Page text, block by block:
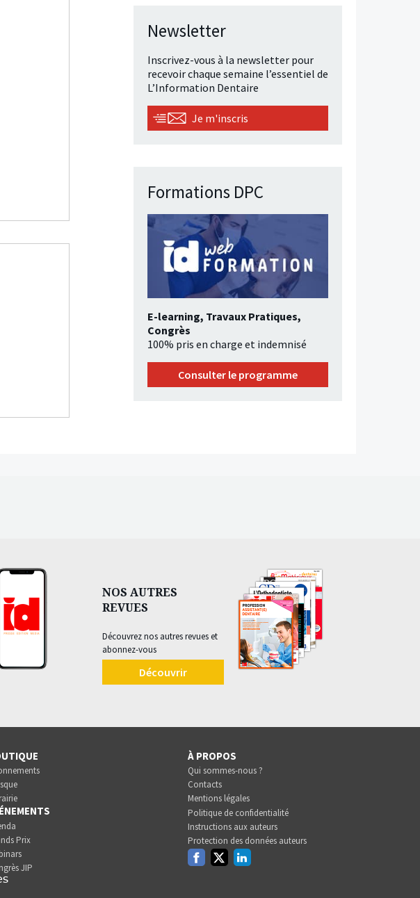
Newsletter
Inscrivez-vous à la newsletter pour
recevoir chaque semaine l’essentiel de
L’Information Dentaire
Je m'inscris
Formations DPC
E-learning, Travaux Pratiques,
Congrès
100% pris en charge et indemnisé
Consulter le programme
NOS AUTRES
REVUES
Découvrez nos autres revues et
abonnez-vous
Découvrir
Prix
JIP
À PROPOS
Qui sommes-nous ?
Contacts
Mentions légales
Politique de confidentialité
Instructions aux auteurs
Protection des données auteurs
FacebookTwitterLinkedin